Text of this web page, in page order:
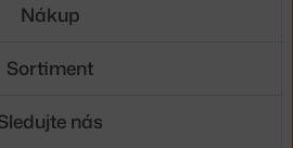
Nákup
Sortiment
nás